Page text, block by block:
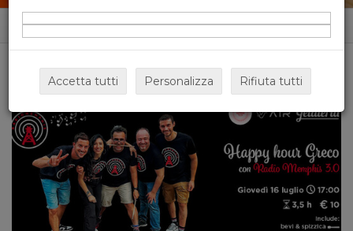
Home News&events
Accetta tutti Personalizza Rifiuta tutti